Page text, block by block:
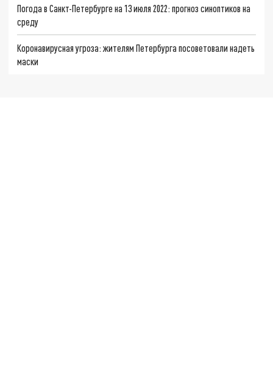
Погода в Санкт-Петербурге на 13 июля 2022: прогноз синоптиков на
среду
Коронавирусная угроза: жителям Петербурга посоветовали надеть
маски